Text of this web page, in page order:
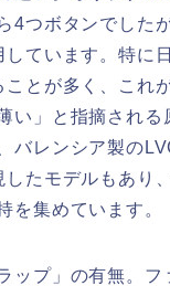
4つボタンでした
しています。特に
とが多く、これ
い」と指摘される
バレンシア製の
たモデルもあり
を集めています。
ップ」の有無。フ